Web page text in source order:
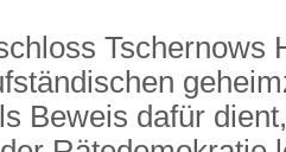
Tschernows
Beweis dafür